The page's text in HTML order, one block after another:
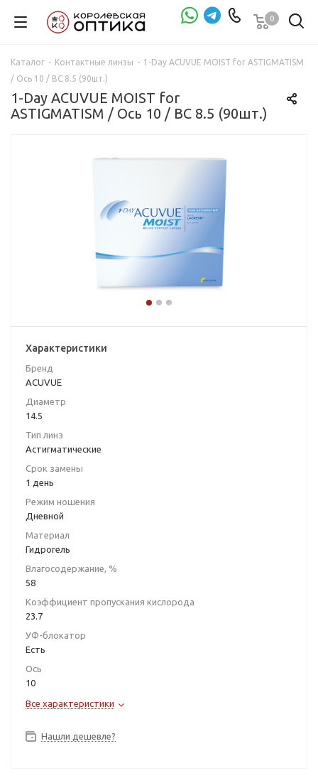
0
Проверка зрения
Каталог - Контактные линзы - 1-Day ACUVUE MOIST for ASTIGMATISM
/ Ось 10 / BC 8.5 (90шт.)
1-Day ACUVUE MOIST for
ASTIGMATISM / Ось 10 / BC 8.5 (90шт.)
Характеристики
Бренд
ACUVUE
Диаметр
14.5
Тип линз
Астигматические
Срок замены
1 день
Режим ношения
Дневной
Материал
Гидрогель
Влагосодержание, %
58
Коэффициент пропускания кислорода
23.7
УФ-блокатор
Есть
Ось
10
Все характеристики
Нашли дешевле?